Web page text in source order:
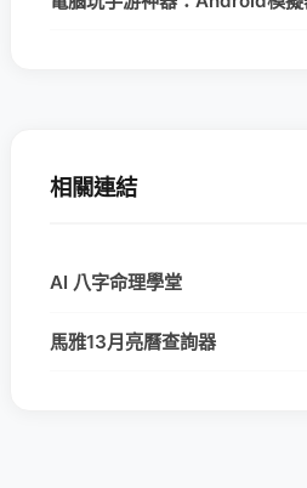
相關連結
AI 八字命理學堂
馬雅13月亮曆查詢器